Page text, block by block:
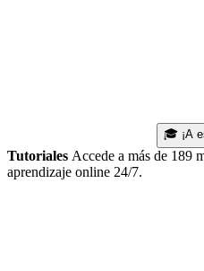
🎓 ¡A
Tutoriales Accede a más de 189
aprendizaje online 24/7.